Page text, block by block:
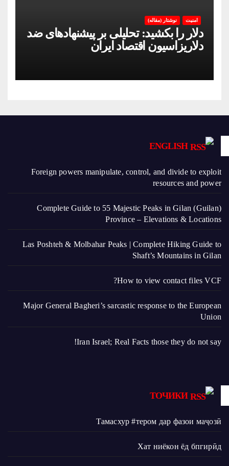
امنیت نوشتار (مقاله)
دلار را بکشید: تحلیلی بر پیشنهادهای ضد
دلاریزاسیون اقتصاد ایران
ENGLISH
Foreign powers manipulate, control, and divide to exploit
resources and power
Complete Guide to 55 Majestic Peaks in Gilan (Guilan)
Province – Elevations & Locations
Las Poshteh & Molbahar Peaks | Complete Hiking Guide to
Shaft’s Mountains in Gilan
How to view contact files VCF?
Major General Bagheri’s sarcastic response to the European
Union
Iran Israel; Real Facts those they do not say!
ТОЧИКИ
Тамасхур #тером дар фазои маҷозӣ
Хат ниёкон ёд бпгирӣд